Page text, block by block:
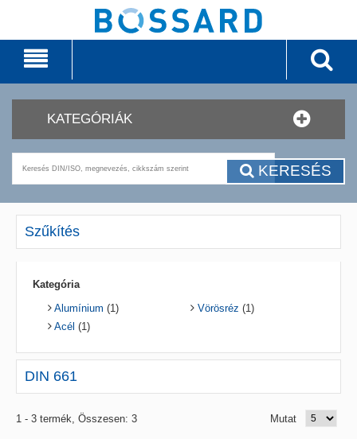
KATEGÓRIÁK
KERESÉS
Szűkítés
Kategória
Alumínium (1) Vörösréz (1)
Acél (1)
DIN 661
1 - 3 termék, Összesen: 3 Mutat